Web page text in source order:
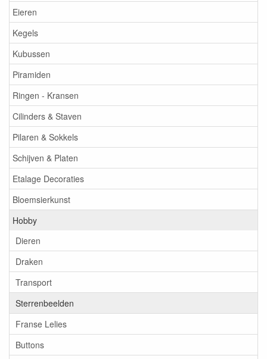
Eieren
Kegels
Kubussen
Piramiden
Ringen - Kransen
Cilinders & Staven
Pilaren & Sokkels
Schijven & Platen
Etalage Decoraties
Bloemsierkunst
Hobby
Dieren
Draken
Transport
Sterrenbeelden
Franse Lelies
Buttons